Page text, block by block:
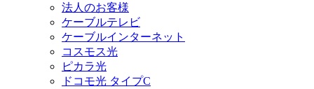
法人のお客様
ケーブルテレビ
ケーブルインターネット
コスモス光
ピカラ光
ドコモ光 タイプC